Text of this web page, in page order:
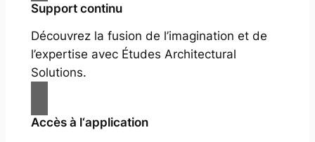
Support continu
Découvrez la fusion de l’imagination et de
l’expertise avec Études Architectural
Solutions.
Accès à l‘application